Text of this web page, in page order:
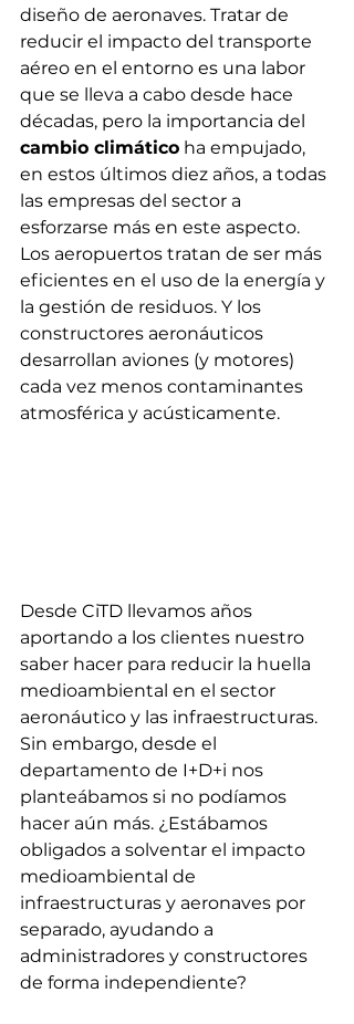
diseño de aeronaves. Tratar de
reducir el impacto del transporte
aéreo en el entorno es una labor
que se lleva a cabo desde hace
décadas, pero la importancia del
cambio climático ha empujado,
en estos últimos diez años, a todas
las empresas del sector a
esforzarse más en este aspecto.
Los aeropuertos tratan de ser más
eficientes en el uso de la energía y
la gestión de residuos. Y los
constructores aeronáuticos
desarrollan aviones (y motores)
cada vez menos contaminantes
atmosférica y acústicamente.
Desde CiTD llevamos años
aportando a los clientes nuestro
saber hacer para reducir la huella
medioambiental en el sector
aeronáutico y las infraestructuras.
Sin embargo, desde el
departamento de I+D+i nos
planteábamos si no podíamos
hacer aún más. ¿Estábamos
obligados a solventar el impacto
medioambiental de
infraestructuras y aeronaves por
separado, ayudando a
administradores y constructores
de forma independiente?